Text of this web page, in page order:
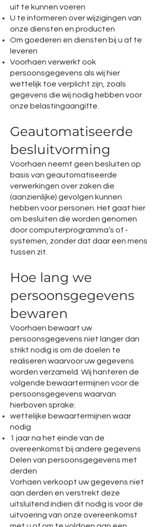
uit te kunnen voeren
U te informeren over wijzigingen van
onze diensten en producten
Om goederen en diensten bij u af te
leveren
Voorhaen verwerkt ook
persoonsgegevens als wij hier
wettelijk toe verplicht zijn, zoals
gegevens die wij nodig hebben voor
onze belastingaangifte.
Geautomatiseerde
besluitvorming
Voorhaen neemt geen besluiten op
basis van geautomatiseerde
verwerkingen over zaken die
(aanzienlijke) gevolgen kunnen
hebben voor personen. Het gaat hier
om besluiten die worden genomen
door computerprogramma’s of -
systemen, zonder dat daar een mens
tussen zit.
Hoe lang we
persoonsgegevens
bewaren
Voorhaen bewaart uw
persoonsgegevens niet langer dan
strikt nodig is om de doelen te
realiseren waarvoor uw gegevens
worden verzameld. Wij hanteren de
volgende bewaartermijnen voor de
persoonsgegevens waarvan
hierboven sprake:
wettelijke bewaartermijnen waar
nodig
1 jaar na het einde van de
overeenkomst bij andere gegevens
Delen van persoonsgegevens met
derden
Vorhaen verkoopt uw gegevens niet
aan derden en verstrekt deze
uitsluitend indien dit nodig is voor de
uitvoering van onze overeenkomst